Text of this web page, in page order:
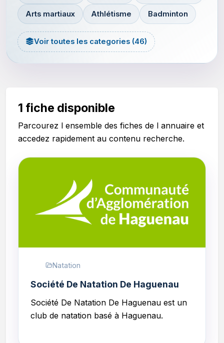
Arts martiaux Athlétisme Badminton
Voir toutes les categories (46)
1 fiche disponible
Parcourez l ensemble des fiches de l annuaire et
accedez rapidement au contenu recherche.
Natation
Société De Natation De Haguenau
Société De Natation De Haguenau est un
club de natation basé à Haguenau.